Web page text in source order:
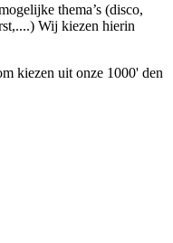
thema’s (disco,
Wij kiezen hierin
kiezen uit onze 1000' den